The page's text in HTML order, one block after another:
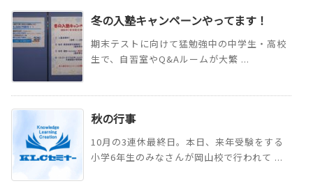
冬の入塾キャンペーンやってます！
期末テストに向けて猛勉強中の中学生・高校
生で、自習室やQ&Aルームが大繁 ...
秋の行事
10月の3連休最終日。本日、来年受験をする
小学6年生のみなさんが岡山校で行われて ...